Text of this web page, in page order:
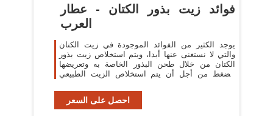
فوائد زيت بذور الكتان - عطار
العرب
يوجد الكثير من الفوائد الموجودة في زيت الكتان
والتي لا نستغنى عنها أبدا، ويتم استخلاص زيت بذور
الكتان من خلال طحن البذور الخاصة به وتعريضها
للضغط من أجل أن يتم استخلاص الزيت الطبيعي
احصل على السعر